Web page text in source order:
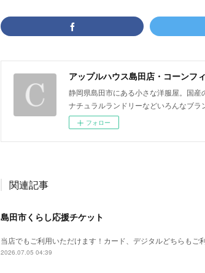
アップルハウス島田店・コーンフ
静岡県島田市にある小さな洋服屋。国
ナチュラルランドリーなどいろんなブラ
フォロー
関連記事
島田市くらし応援チケット
当店でもご利用いただけます！カード、デジタルどちらもご
2026.07.05 04:39